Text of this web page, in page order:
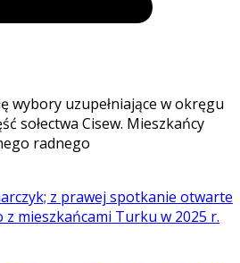
wybory uzupełniające w okręgu
sołectwa Cisew. Mieszkańcy
radnego